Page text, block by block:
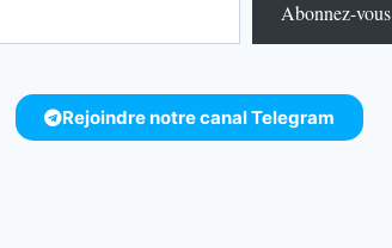
Abonnez-vous
Rejoindre notre canal Telegram